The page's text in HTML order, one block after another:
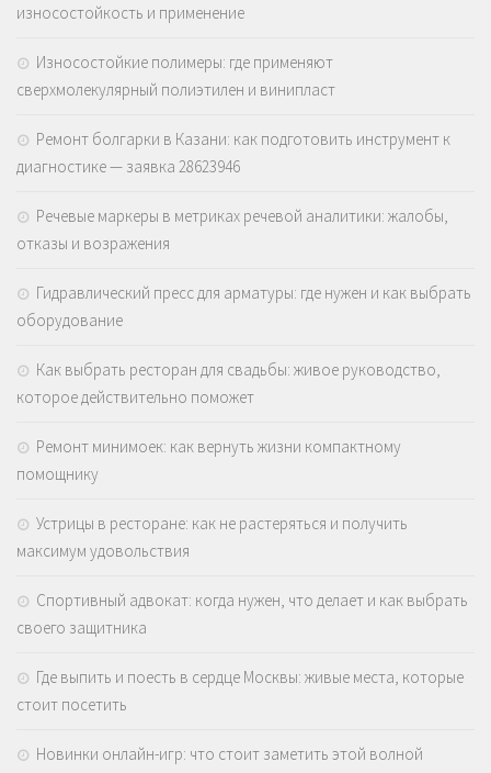
износостойкость и применение
Износостойкие полимеры: где применяют
сверхмолекулярный полиэтилен и винипласт
Ремонт болгарки в Казани: как подготовить инструмент к
диагностике — заявка 28623946
Речевые маркеры в метриках речевой аналитики: жалобы,
отказы и возражения
Гидравлический пресс для арматуры: где нужен и как выбрать
оборудование
Как выбрать ресторан для свадьбы: живое руководство,
которое действительно поможет
Ремонт минимоек: как вернуть жизни компактному
помощнику
Устрицы в ресторане: как не растеряться и получить
максимум удовольствия
Спортивный адвокат: когда нужен, что делает и как выбрать
своего защитника
Где выпить и поесть в сердце Москвы: живые места, которые
стоит посетить
Новинки онлайн-игр: что стоит заметить этой волной